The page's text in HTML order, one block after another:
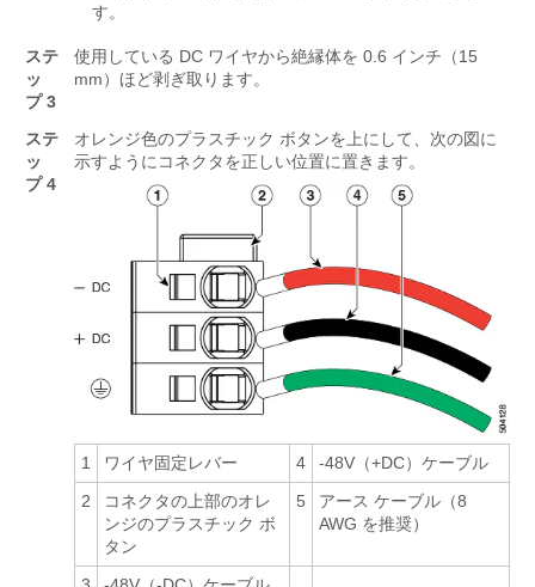
す。
ステ
ッ
プ 3
使用している DC ワイヤから絶縁体を 0.6 インチ（15
mm）ほど剥ぎ取ります。
ステ
ッ
プ 4
オレンジ色のプラスチック ボタンを上にして、次の図に
示すようにコネクタを正しい位置に置きます。
1 ワイヤ固定レバー 4
-48V（+DC）ケーブル
2
コネクタの上部のオレ
ンジのプラスチック ボ
タン
5
アース ケーブル（8
AWG を推奨）